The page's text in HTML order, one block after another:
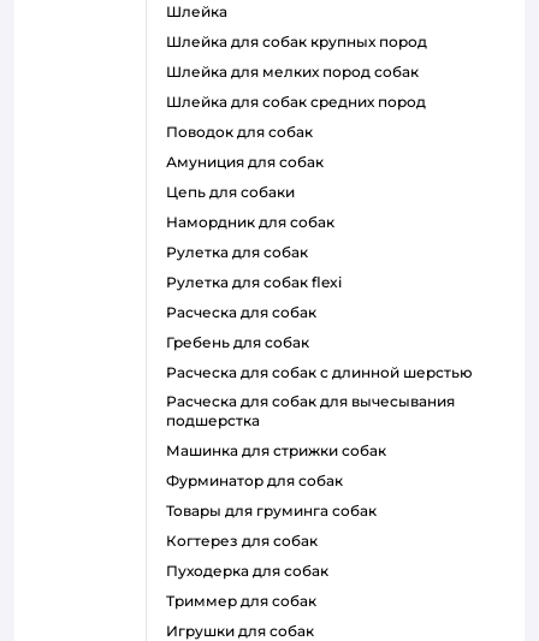
шлейка
шлейка для собак крупных пород
шлейка для мелких пород собак
шлейка для собак средних пород
поводок для собак
амуниция для собак
цепь для собаки
намордник для собак
рулетка для собак
рулетка для собак flexi
расческа для собак
гребень для собак
расческа для собак с длинной шерстью
расческа для собак для вычесывания
подшерстка
машинка для стрижки собак
фурминатор для собак
товары для груминга собак
когтерез для собак
пуходерка для собак
триммер для собак
игрушки для собак